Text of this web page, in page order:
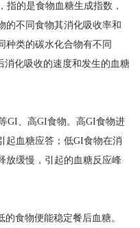
的是食物血糖生成指数，
的不同食物其消化吸收率和
种类的碳水化合物有不同
消化吸收的速度和发生的血糖
、高GI食物。高GI食物进
起血糖应答；低GI食物在消
放缓慢，引起的血糖反应峰
食物便能稳定餐后血糖。